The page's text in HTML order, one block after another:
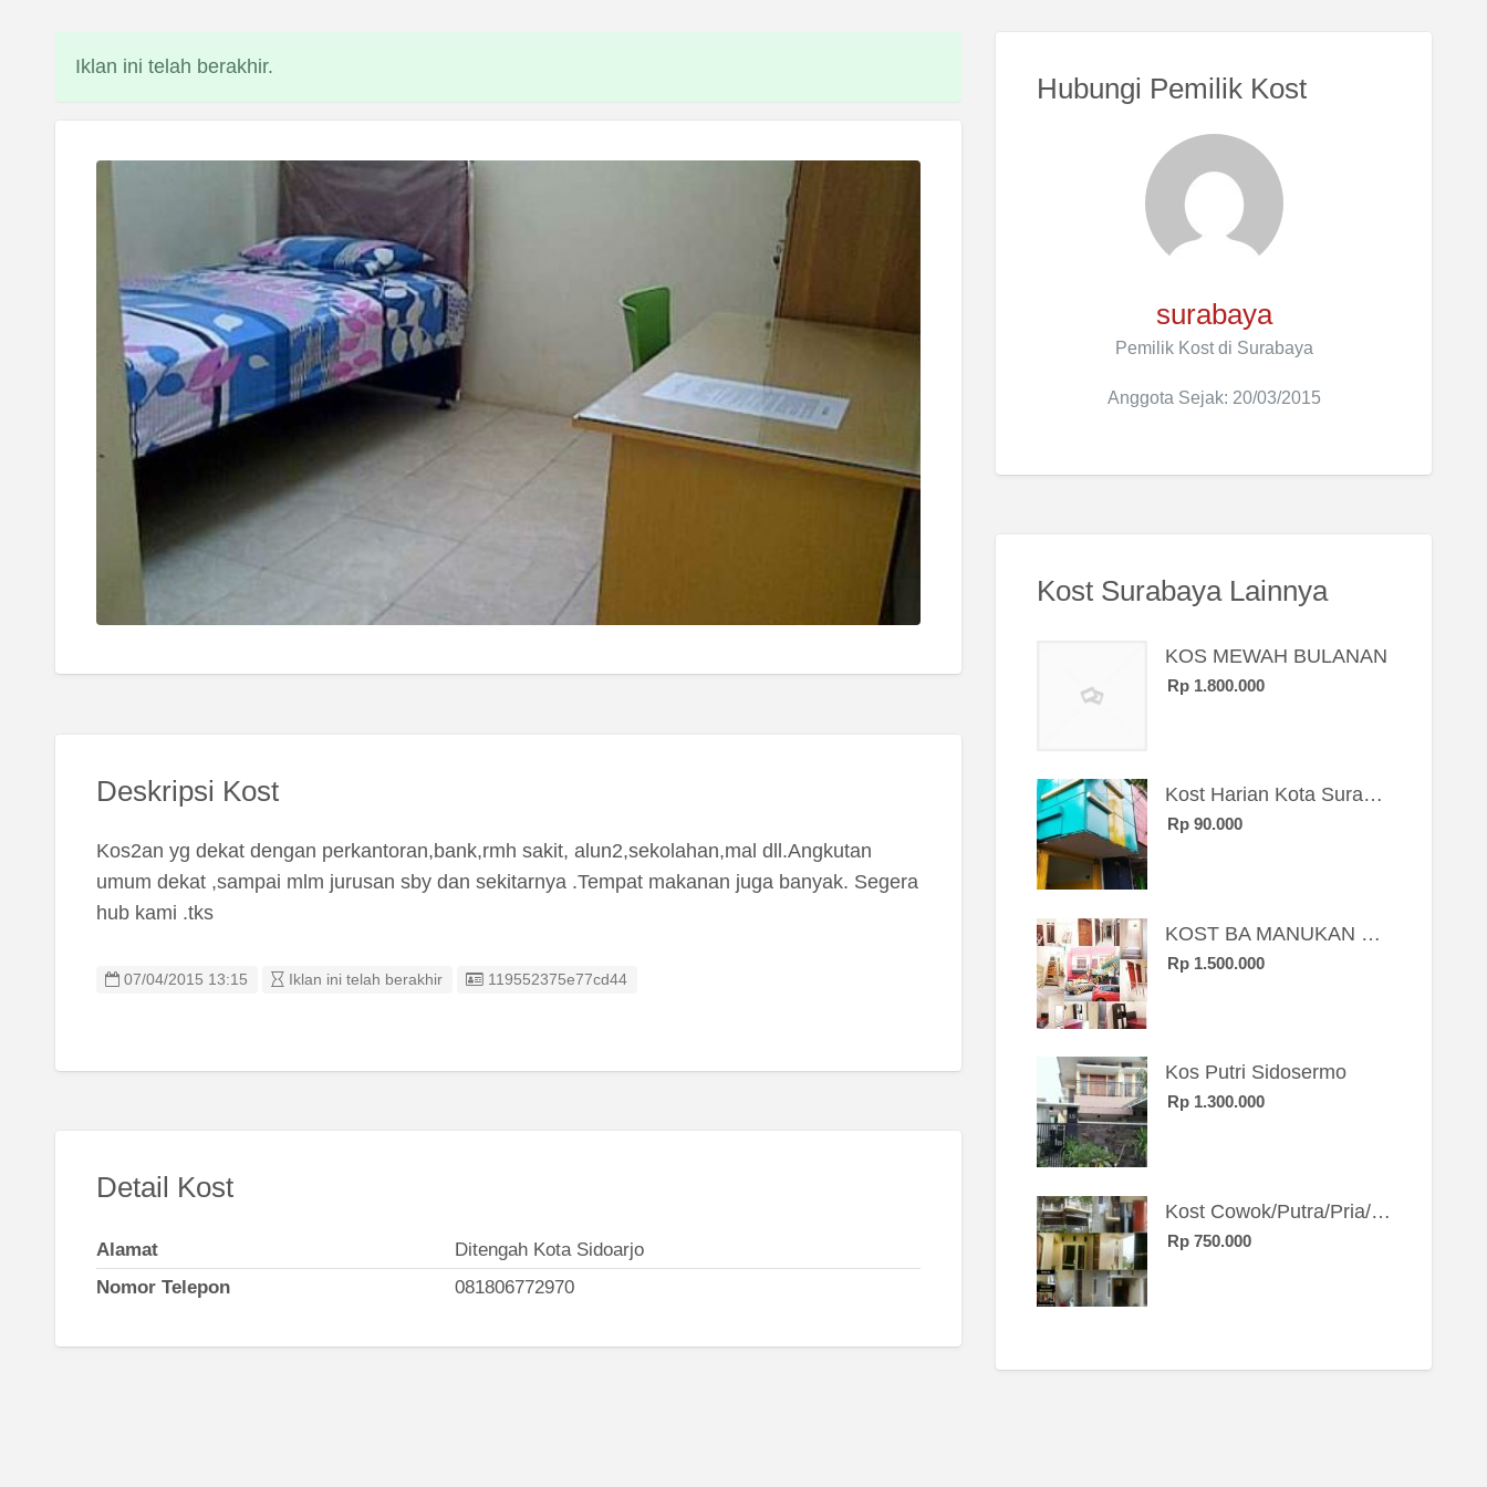
Iklan ini telah berakhir.
Deskripsi Kost
Kos2an yg dekat dengan perkantoran,bank,rmh sakit, alun2,sekolahan,mal dll.Angkutan
umum dekat ,sampai mlm jurusan sby dan sekitarnya .Tempat makanan juga banyak. Segera
hub kami .tks
07/04/2015 13:15 Iklan ini telah berakhir Listing ID
119552375e77cd44
Detail Kost
Alamat
Ditengah Kota Sidoarjo
Nomor Telepon
081806772970
Hubungi Pemilik Kost
surabaya
Pemilik Kost di Surabaya
Anggota Sejak: 20/03/2015
Kost Surabaya Lainnya
KOS MEWAH BULANAN
Rp 1.800.000
Kost Harian Kota Surabaya “Sierra Kost”
Rp 90.000
KOST BA MANUKAN SBY BRT
Rp 1.500.000
Kos Putri Sidosermo
Rp 1.300.000
Kost Cowok/Putra/Pria/Mahasiswa/Karyawan SIngle eksklusif bangunan baru
Rp 750.000